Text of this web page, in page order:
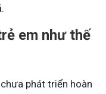
em như thế
phát triển hoàn